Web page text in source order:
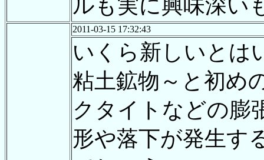
ルも実に興味深い
2011-03-15 17:32:43
いくら新しいとは
粘土鉱物～と初め
クタイトなどの膨
形や落下が発生す